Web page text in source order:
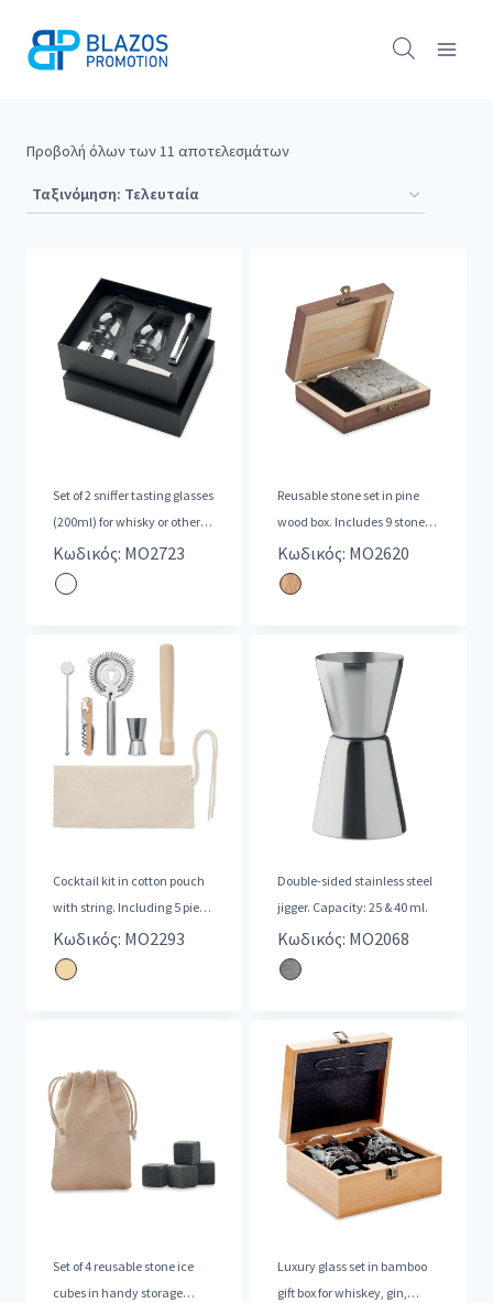
Προβολή όλων των 11 αποτελεσμάτων
Set of 2 sniffer tasting glasses
(200ml) for whisky or other
liquors, 2 reusable
Κωδικός: MO2723
Reusable stone set in pine
wood box. Includes 9 stones
ice cubes with velvet pou
Κωδικός: MO2620
Cocktail kit in cotton pouch
with string. Including 5 piece:
a double-sided meas
Κωδικός: MO2293
Double-sided stainless steel
jigger. Capacity: 25 & 40 ml.
Κωδικός: MO2068
Set of 4 reusable stone ice
cubes in handy storage
Luxury glass set in bamboo
gift box for whiskey, gin,